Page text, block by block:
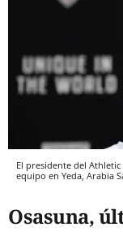
El presidente del
equipo en Yeda, Arabia
Osasuna,